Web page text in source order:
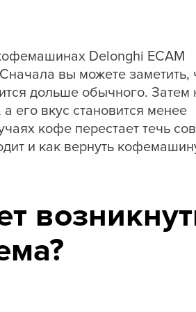
Delonghi ECAM
вы можете заметить,
дольше обычного. Затем
его вкус становится менее
кофе перестает течь
и как вернуть